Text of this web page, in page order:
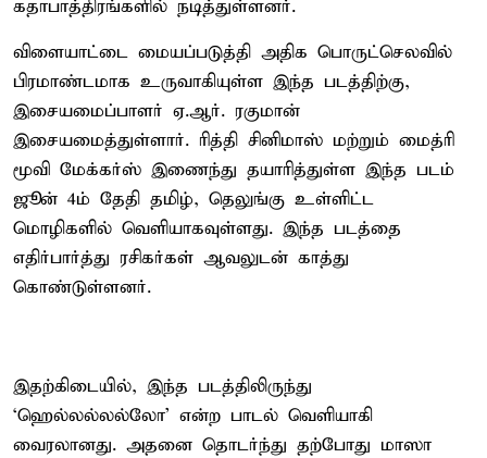
கதாபாத்திரங்களில் நடித்துள்ளனர்.
விளையாட்டை மையப்படுத்தி அதிக பொருட்செலவில்
பிரமாண்டமாக உருவாகியுள்ள இந்த படத்திற்கு,
இசையமைப்பாளர் ஏ.ஆர். ரகுமான்
இசையமைத்துள்ளார். ரித்தி சினிமாஸ் மற்றும் மைத்ரி
மூவி மேக்கர்ஸ் இணைந்து தயாரித்துள்ள இந்த படம்
ஜூன் 4ம் தேதி தமிழ், தெலுங்கு உள்ளிட்ட
மொழிகளில் வெளியாகவுள்ளது. இந்த படத்தை
எதிர்பார்த்து ரசிகர்கள் ஆவலுடன் காத்து
கொண்டுள்ளனர்.
இதற்கிடையில், இந்த படத்திலிருந்து
‘ஹெல்லல்லல்லோ’ என்ற பாடல் வெளியாகி
வைரலானது. அதனை தொடர்ந்து தற்போது மாஸா